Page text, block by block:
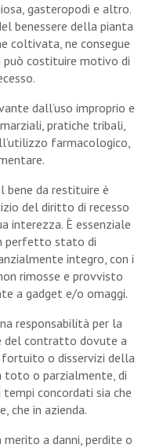
gasteropodi e altro.
benessere della pianta
coltivata, ne consegue
può costituire motivo di
dall’uso improprio e
pratiche tribali,
farmacologico,
bene da restituire è
del diritto di recesso
interezza. È essenziale
perfetto stato di
integro, con i
rimosse e provvisto
a gadget e/o omaggi.
responsabilità per la
del contratto dovute a
fortuito o disservizi della
toto o parzialmente, di
concordati sia che
che in azienda.
merito a danni, perdite o